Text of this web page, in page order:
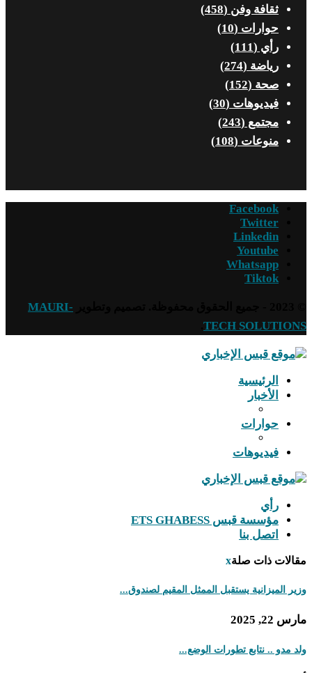
ثقافة وفن (458)
حوارات (10)
رأي (111)
رياضة (274)
صحة (152)
فيديوهات (30)
مجتمع (243)
منوعات (108)
Facebook
Twitter
Linkedin
Youtube
Whatsapp
Tiktok
MAURI-
TECH SOLUTIONS
الرئيسية
الأخبار
حوارات
فيديوهات
رأي
مؤسسة قبس ETS GHABESS
اتصل بنا
مقالات ذات صلةx
وزير الميزانية يستقبل الممثل المقيم لصندوق...
مارس 22, 2025
ولد مدو .. نتابع تطورات الوضع...